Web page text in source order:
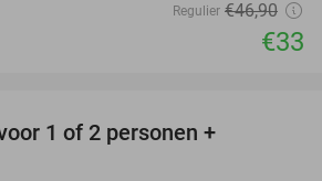
Regulier €46,90
€33
1 of 2 personen +